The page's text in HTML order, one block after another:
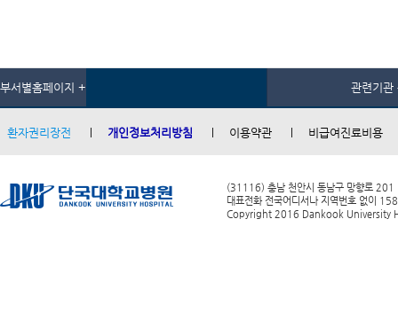
부서별홈페이지 + 관련기관
환자권리장전 개인정보처리방침 이용약관 비급여진료비용
(31116) 충남 천안시 동남구 망향로 201
대표전화 전국어디서나 지역번호 없이
Copyright 2016 Dankook University